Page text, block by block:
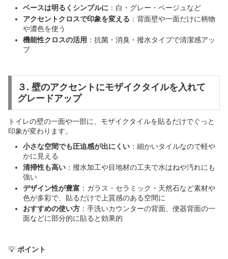
ベースは明るくシンプルに：白・グレー・ベージュなど
アクセントクロスで印象を変える ：背面壁や一面だけに柄物
や濃色を使う
機能性クロスの活用 ：抗菌・消臭・撥水タイプで清潔感アッ
プ
３. 壁のアクセントにモザイクタイルを入れて
グレードアップ
トイレの壁の一面や一部に、モザイクタイルを貼るだけでぐっと
印象が変わります。
小さな空間でも圧迫感が出にくい：細かいタイルなので軽や
かに見える
清掃性も高い：撥水加工や目地材の工夫で水はねや汚れにも
強い
デザイン性が豊富 ：ガラス・セラミック・天然石など素材や
色が多彩で、貼るだけで上質感のある空間に
おすすめの使い方：手洗いカウンターの背面、便器背面の一
面などに部分的に貼ると効果的
💡 ポイント